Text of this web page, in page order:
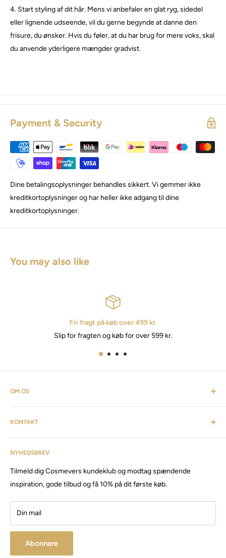
4. Start styling af dit hår. Mens vi anbefaler en glat ryg, sidedel
eller lignende udseende, vil du gerne begynde at danne den
frisure, du ønsker. Hvis du føler, at du har brug for mere voks, skal
du anvende yderligere mængder gradvist.
Payment & Security
Dine betalingsoplysninger behandles sikkert. Vi gemmer ikke
kreditkortoplysninger og har heller ikke adgang til dine
kreditkortoplysninger.
You may also like
Fri fragt på køb over 499 kr.
for fragten og køb for over 599 kr.
OM OS
Cosmevers er et kosmetisk univers. Hvor du som kunde kan
finde alt fra frisørartikler, barberudstyr, personlig pleje,
inventar & listen fortsætter. Cosmevers er etableret i 2020, vi
har siden da solgt produkter og maskiner, til både privat &
Besøg vores store butik / showroom i Brabrand.
NYHEDSBREV
Tilmeld dig Cosmevers kundeklub og modtag spændende
inspiration, gode tilbud og få 10% på dit første køb.
Din mail
Abonnere
KONTAKT
Kundeservice: tlf:26 20 40 76
CVR: 41 50 56 21